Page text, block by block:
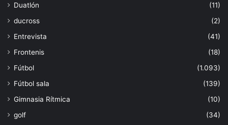
Duatlón
(11)
ducross
(2)
Entrevista
(41)
Frontenis
(18)
Fútbol
(1.093)
Fútbol sala
(139)
Gimnasia Rítmica
(10)
golf
(34)